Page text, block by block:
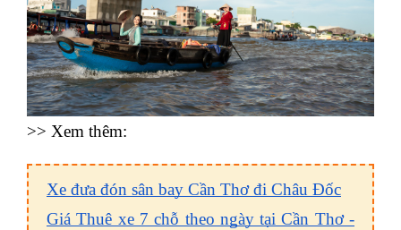
>> Xem thêm:
Xe đưa đón sân bay Cần Thơ đi Châu Đốc
Giá Thuê xe 7 chỗ theo ngày tại Cần Thơ -